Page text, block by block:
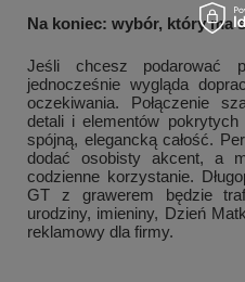
Na koniec: wybór, który ma
Jeśli chcesz podarować
jednocześnie wygląda
oczekiwania. Połączenie
detali i elementów pokrytych
spójną, elegancką całość.
dodać osobisty akcent, a
codzienne korzystanie.
GT z grawerem będzie
urodziny, imieniny, Dzień
reklamowy dla firmy.